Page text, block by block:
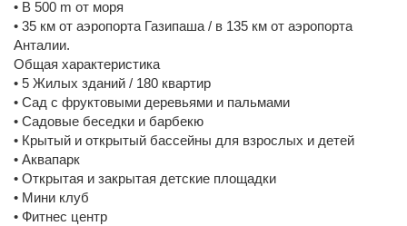
• В 500 m от моря
• 35 км от аэропорта Газипаша / в 135 км от аэропорта
Анталии.
Общая характеристика
• 5 Жилых зданий / 180 квартир
• Сад с фруктовыми деревьями и пальмами
• Садовые беседки и барбекю
• Крытый и открытый бассейны для взрослых и детей
• Аквапарк
• Открытая и закрытая детские площадки
• Мини клуб
• Фитнес центр